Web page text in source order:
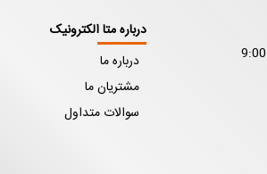
شنبه تا چهارشنبه ساعت 9:00
درباره متا الکترونیک
درباره ما
مشتریان ما
سوالات متداول